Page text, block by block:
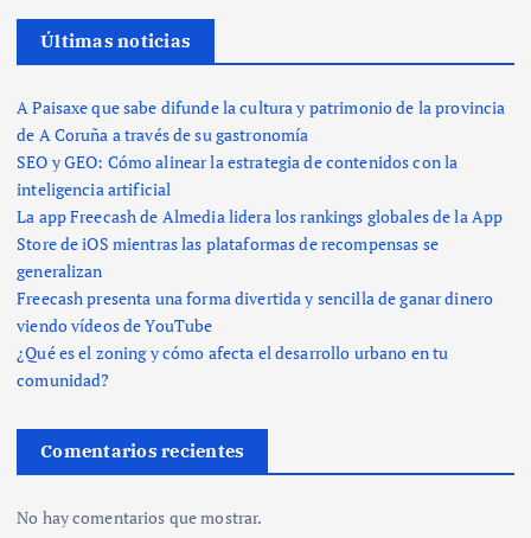
Últimas noticias
A Paisaxe que sabe difunde la cultura y patrimonio de la provincia
de A Coruña a través de su gastronomía
SEO y GEO: Cómo alinear la estrategia de contenidos con la
inteligencia artificial
La app Freecash de Almedia lidera los rankings globales de la App
Store de iOS mientras las plataformas de recompensas se
generalizan
Freecash presenta una forma divertida y sencilla de ganar dinero
viendo vídeos de YouTube
¿Qué es el zoning y cómo afecta el desarrollo urbano en tu
comunidad?
Comentarios recientes
No hay comentarios que mostrar.